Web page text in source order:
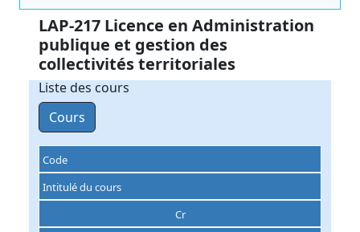
LAP-217 Licence en Administration
publique et gestion des
collectivités territoriales
Liste des cours
Cours
Code
Intitulé du cours
Cr